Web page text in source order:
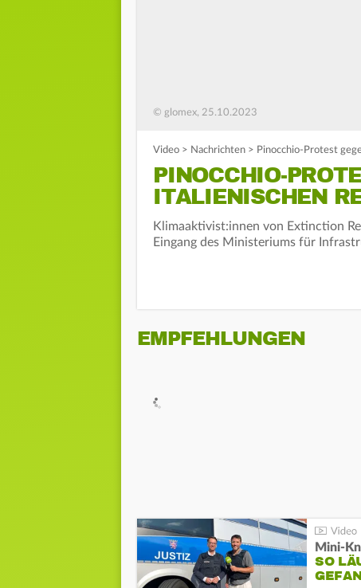
© glomex, 25.10.2023
Video > Nachrichten > Pinocchio-Protest
PINOCCHIO-
ITALIENISCHEN
Klimaaktivist:innen von Extinction
Eingang des Ministeriums für
EMPFEHLUNGEN
Mini-
SO